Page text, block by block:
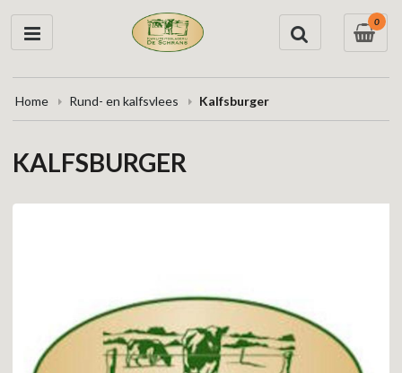
0
Home Rund- en kalfsvlees Kalfsburger
KALFSBURGER